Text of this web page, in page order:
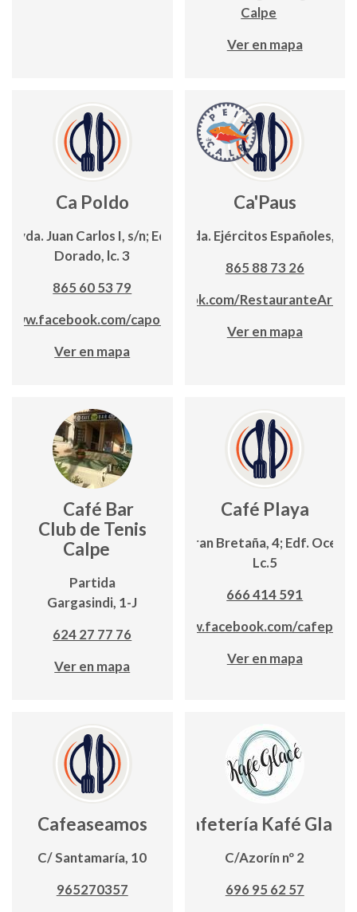
Calpe
Ver en mapa
Ca Poldo
Avda. Juan Carlos I, s/n; Edf.
Dorado, lc. 3
865 60 53 79
www.facebook.com/capoldo
Ver en mapa
Ca'Paus
Avda. Ejércitos Españoles, 12
865 88 73 26
www.facebook.com/
Ver en mapa
Café Bar
Club de Tenis
Calpe
Partida
Gargasindi, 1-J
624 27 77 76
Ver en mapa
Café Playa
C/ Gran Bretaña, 4; Edf.
Lc.5
666 414 591
www.facebook.com/
Ver en mapa
Cafeaseamos
C/ Santamaría, 10
965270357
Cafetería Kafé Glacé
C/Azorín nº 2
696 95 62 57